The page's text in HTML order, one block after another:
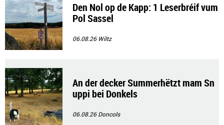
Den Nol op de Kapp: 1 Leserbréif vum
Pol Sassel
06.08.26 Wiltz
An der decker Summerhëtzt mam Sn
uppi bei Donkels
06.08.26Doncols